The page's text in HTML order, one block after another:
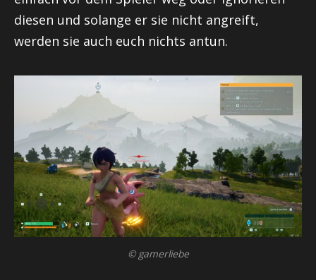
diesen und solange er sie nicht angreift,
werden sie auch euch nichts antun.
© gamerliebe